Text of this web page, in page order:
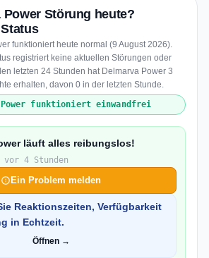
Power Störung heute?
funktioniert heute normal (9 August 2026).
registriert keine aktuellen Störungen oder
letzten 24 Stunden hat Delmarva Power 3
erhalten, davon 0 in der letzten Stunde.
Power funktioniert einwandfrei
läuft alles reibungslos!
vor 4 Stunden
Ein Problem melden
Reaktionszeiten, Verfügbarkeit
in Echtzeit.
Öffnen →